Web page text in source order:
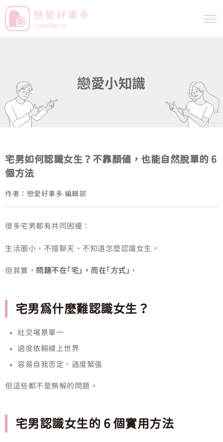
戀愛小知識
宅男如何認識女生？不靠顏值，也能自然脫單的 6
個方法
作者：戀愛好事多 編輯部
很多宅男都有共同困擾：
生活圈小、不擅聊天、不知道怎麼認識女生。
但其實， 問題不在「宅」，而在「方式」 。
宅男為什麼難認識女生？
社交場景單一
過度依賴線上世界
容易自我否定、過度緊張
但這些都不是無解的問題。
宅男認識女生的 6 個實用方法